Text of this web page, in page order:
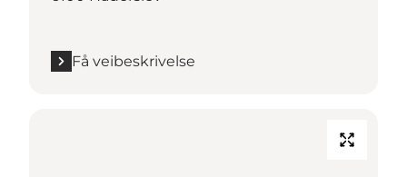
Få veibeskrivelse